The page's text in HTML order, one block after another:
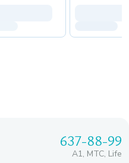
637-88-99
A1, МТС, Life